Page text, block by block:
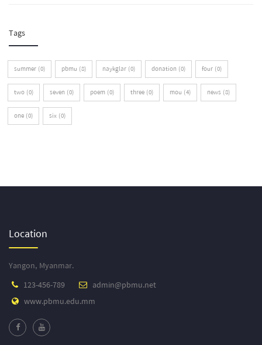
Tags
summer (0) pbmu (8) naykglar (0) donation (0) four (0)
two (0) seven (0) poem (0) three (0) mou (4) news (8)
one (0) six (0)
Location
Yangon, Myanmar.
123-456-789
admin@pbmu.net
www.pbmu.edu.mm